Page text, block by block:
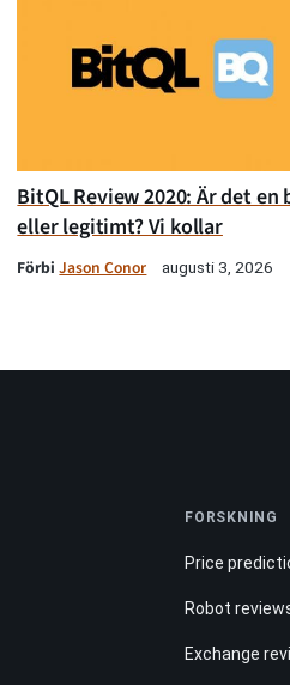
BitQL Review 2020: Är det en
eller legitimt? Vi kollar
FörbiJason Conor augusti 3, 2026
FORSKNING
Price
Robot
Exchange